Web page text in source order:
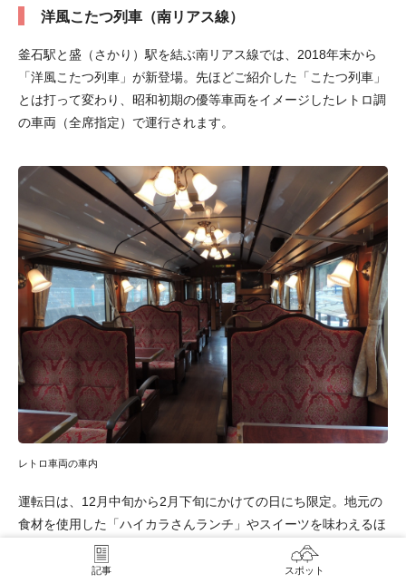
洋風こたつ列車（南リアス線）
釜石駅と盛（さかり）駅を結ぶ南リアス線では、2018年末から
「洋風こたつ列車」が新登場。先ほどご紹介した「こたつ列車」
とは打って変わり、昭和初期の優等車両をイメージしたレトロ調
の車両（全席指定）で運行されます。
レトロ車両の車内
運転日は、12月中旬から2月下旬にかけての日にち限定。地元の
食材を使用した「ハイカラさんランチ」やスイーツを味わえるほ
か、袴に身を包んだハイカラさんアテンダントによる紙芝居など
を楽しむことができます。
記事 スポット